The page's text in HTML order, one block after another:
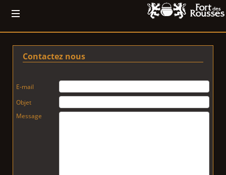
Contactez nous
E-mail
Objet
Message